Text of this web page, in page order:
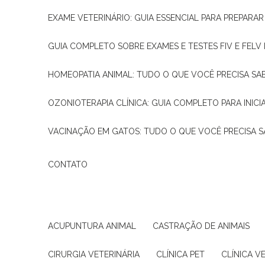
EXAME VETERINÁRIO: GUIA ESSENCIAL PARA
GUIA COMPLETO SOBRE EXAMES E TESTES FIV E
HOMEOPATIA ANIMAL: TUDO O QUE VOCÊ PRECISA
OZONIOTERAPIA CLÍNICA: GUIA COMPLETO PARA
VACINAÇÃO EM GATOS: TUDO O QUE VOCÊ PRECISA
CONTATO
ACUPUNTURA ANIMAL CASTRAÇÃO DE ANIMAIS
CIRURGIA VETERINÁRIA CLÍNICA PET CLÍNICA